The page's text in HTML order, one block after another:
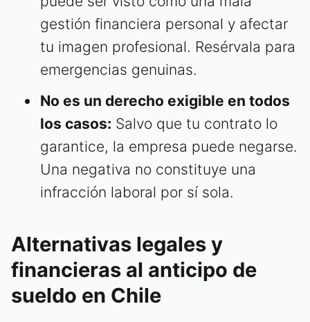
gestión financiera personal y afectar
tu imagen profesional. Resérvala para
emergencias genuinas.
No es un derecho exigible en todos
los casos: Salvo que tu contrato lo
garantice, la empresa puede negarse.
Una negativa no constituye una
infracción laboral por sí sola.
Alternativas legales y
financieras al anticipo de
sueldo en Chile